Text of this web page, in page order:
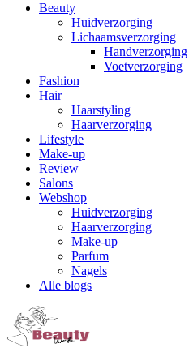
Beauty
Huidverzorging
Lichaamsverzorging
Handverzorging
Voetverzorging
Fashion
Hair
Haarstyling
Haarverzorging
Lifestyle
Make-up
Review
Salons
Webshop
Huidverzorging
Haarverzorging
Make-up
Parfum
Nagels
Alle blogs